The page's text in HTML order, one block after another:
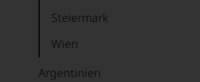
Steiermark
Wien
Argentinien